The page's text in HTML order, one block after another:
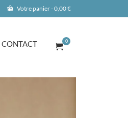
Votre panier-0,00€
CONTACT 0